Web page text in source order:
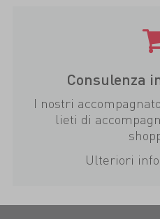
Consulenza
I nostri
lieti di
Ulteriori